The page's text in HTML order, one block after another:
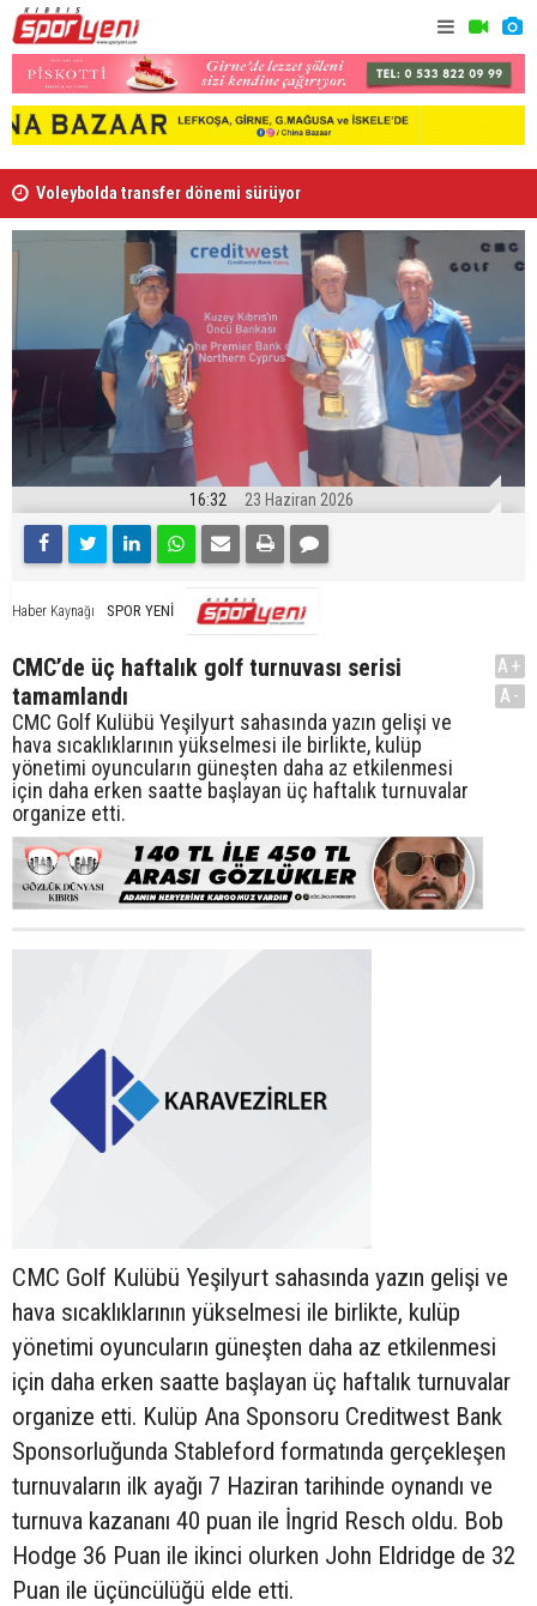
Voleybolda transfer dönemi sürüyor
16:32 23 Haziran 2026
Haber Kaynağı SPOR YENİ
CMC’de üç haftalık golf turnuvası serisi
tamamlandı
CMC Golf Kulübü Yeşilyurt sahasında yazın gelişi ve
hava sıcaklıklarının yükselmesi ile birlikte, kulüp
yönetimi oyuncuların güneşten daha az etkilenmesi
için daha erken saatte başlayan üç haftalık turnuvalar
organize etti.
A+
A-
CMC Golf Kulübü Yeşilyurt sahasında yazın gelişi ve
hava sıcaklıklarının yükselmesi ile birlikte, kulüp
yönetimi oyuncuların güneşten daha az etkilenmesi
için daha erken saatte başlayan üç haftalık turnuvalar
organize etti. Kulüp Ana Sponsoru Creditwest Bank
Sponsorluğunda Stableford formatında gerçekleşen
turnuvaların ilk ayağı 7 Haziran tarihinde oynandı ve
turnuva kazananı 40 puan ile İngrid Resch oldu. Bob
Hodge 36 Puan ile ikinci olurken John Eldridge de 32
Puan ile üçüncülüğü elde etti.